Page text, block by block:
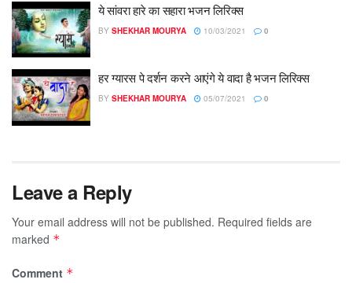
ये सांवरा हारे का सहारा भजन लिरिक्स
BY SHEKHAR MOURYA 10/03/2021 0
हर ग्यारस पे दर्शन करने आएंगे ये वादा है भजन लिरिक्स
BY SHEKHAR MOURYA 05/07/2021 0
Leave a Reply
Your email address will not be published. Required fields are
marked *
Comment *